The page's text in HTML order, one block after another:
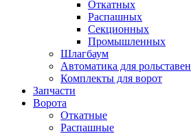
Откатных
Распашных
Секционных
Промышленных
Шлагбаум
Автоматика для рольставен
Комплекты для ворот
Запчасти
Ворота
Откатные
Распашные